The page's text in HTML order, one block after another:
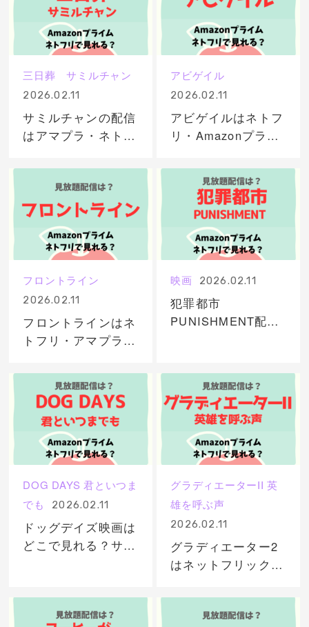
三日葬 サミルチャン
2026.02.11
サミルチャンの配信
はアマプラ・ネトフ
ブスク無料動画はい
つから？
アビゲイル
2026.02.11
アビゲイルはネトフ
リ・Amazonプライ
画配信を無料視聴す
るサブスク一覧！
フロントライン
2026.02.11
フロントラインはネ
トフリ・アマプラど
ク無料動画の視聴
は？
映画 2026.02.11
犯罪都市
PUNISHMENT配信
見れる？サブスク動
画を無料視聴する
DOG DAYS 君といつま
でも
2026.02.11
ドッグデイズ映画は
どこで見れる？サブ
料視聴？
グラディエーターII 英
雄を呼ぶ声
2026.02.11
グラディエーター2
はネットフリック
見れる？サブスク配
信動画を無料視聴！